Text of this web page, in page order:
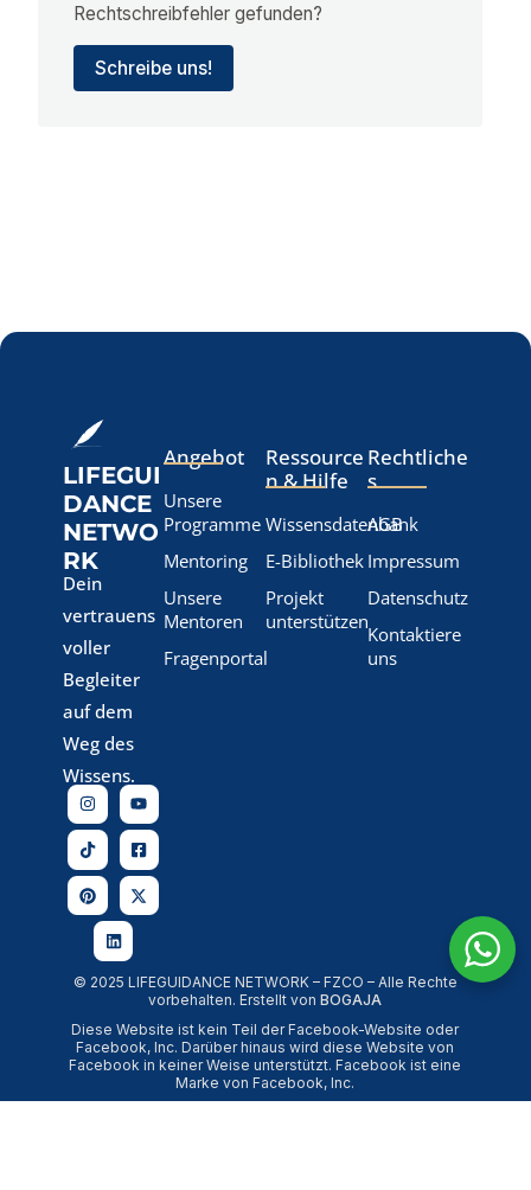
Rechtschreibfehler gefunden?
Schreibe uns!
LIFEGUI
DANCE
NETWO
RK
Dein
vertrauens
voller
Begleiter
auf dem
Weg des
Wissens.
Angebot
Unsere
Programme
Mentoring
Unsere
Mentoren
Fragenportal
Ressource
n & Hilfe
Wissensdatenbank
E-Bibliothek
Projekt
unterstützen
Rechtliche
s
AGB
Impressum
Datenschutz
Kontaktiere
uns
© 2025 LIFEGUIDANCE NETWORK – FZCO – Alle Rechte
vorbehalten. Erstellt vonBOGAJA
Diese Website ist kein Teil der Facebook-Website oder
Facebook, Inc. Darüber hinaus wird diese Website von
Facebook in keiner Weise unterstützt. Facebook ist eine
Marke von Facebook, Inc.